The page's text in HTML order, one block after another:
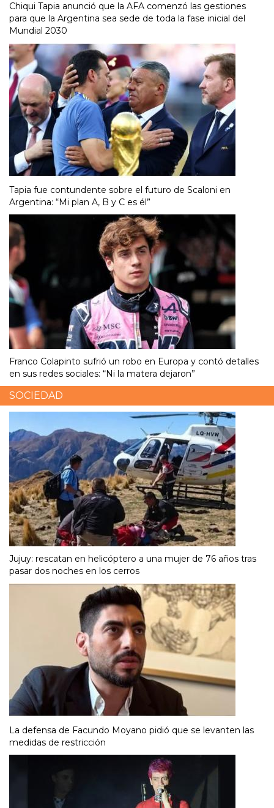
Chiqui Tapia anunció que la AFA comenzó las gestiones
para que la Argentina sea sede de toda la fase inicial del
Mundial 2030
Tapia fue contundente sobre el futuro de Scaloni en
Argentina: “Mi plan A, B y C es él”
Franco Colapinto sufrió un robo en Europa y contó detalles
en sus redes sociales: “Ni la matera dejaron”
SOCIEDAD
Jujuy: rescatan en helicóptero a una mujer de 76 años tras
pasar dos noches en los cerros
La defensa de Facundo Moyano pidió que se levanten las
medidas de restricción